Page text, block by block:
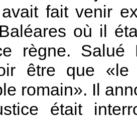
fait venir
où il
règne. Salué
être que
romain». Il
était